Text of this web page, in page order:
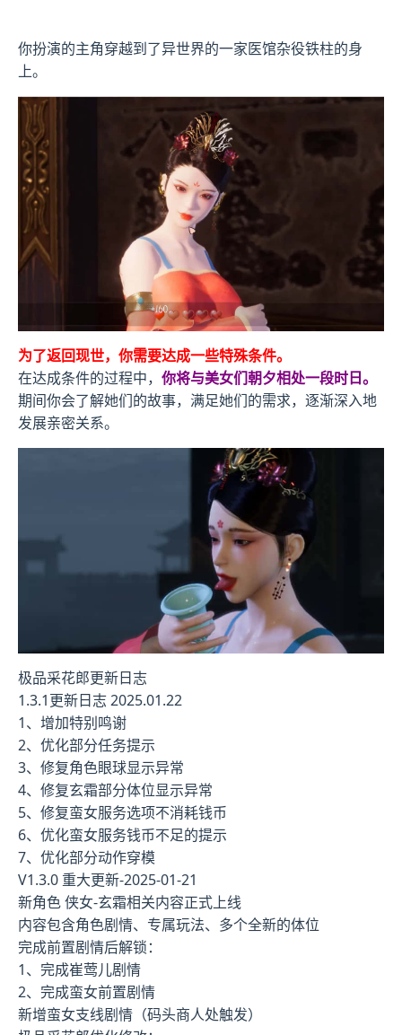
你扮演的主角穿越到了异世界的一家医馆杂役铁柱的身
上。
为了返回现世，你需要达成一些特殊条件。
在达成条件的过程中， 你将与美女们朝夕相处一段时日。
期间你会了解她们的故事，满足她们的需求，逐渐深入地
发展亲密关系。
极品采花郎更新日志
1.3.1更新日志 2025.01.22
1、增加特别鸣谢
2、优化部分任务提示
3、修复角色眼球显示异常
4、修复玄霜部分体位显示异常
5、修复蛮女服务选项不消耗钱币
6、优化蛮女服务钱币不足的提示
7、优化部分动作穿模
V1.3.0 重大更新-2025-01-21
新角色 侠女-玄霜相关内容正式上线
内容包含角色剧情、专属玩法、多个全新的体位
完成前置剧情后解锁：
1、完成崔莺儿剧情
2、完成蛮女前置剧情
新增蛮女支线剧情（码头商人处触发）